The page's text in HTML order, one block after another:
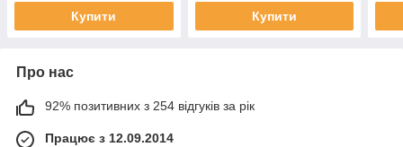
Купити Купити
Про нас
92% позитивних з 254 відгуків за рік
Працює з 12.09.2014